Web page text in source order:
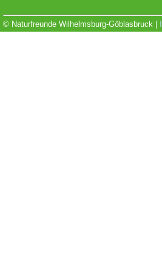
© Naturfreunde Wilhelmsburg-Göblasbruck |